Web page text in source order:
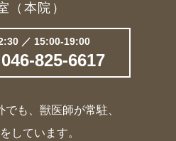
（本院）
／ 15:00-19:00
825-6617
も、獣医師が常駐、
しています。